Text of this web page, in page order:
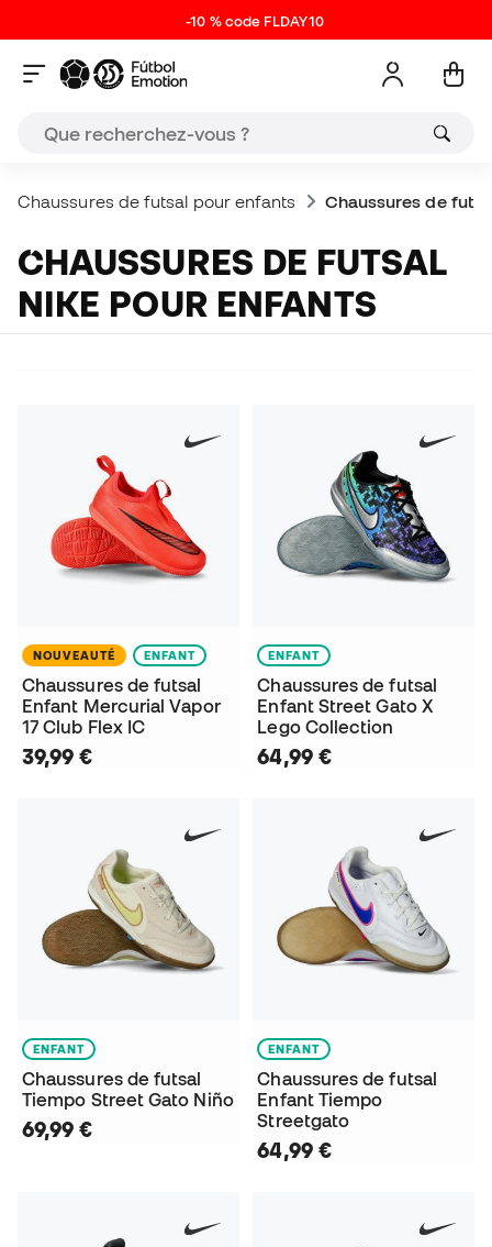
-10 % code FLDAY10
Chaussures de futsal pour enfants Chaussures de
CHAUSSURES DE FUTSAL
NIKE POUR ENFANTS
NOUVEAUTÉ ENFANT
Chaussures de futsal
Enfant Mercurial Vapor
17 Club Flex IC
39,99 €
ENFANT
Chaussures de futsal
Enfant Street Gato X
Lego Collection
64,99 €
ENFANT
Chaussures de futsal
Tiempo Street Gato Niño
69,99 €
ENFANT
Chaussures de futsal
Enfant Tiempo
Streetgato
64,99 €